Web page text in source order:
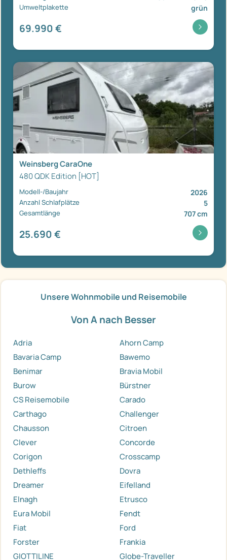
Umweltplakette grün
69.990 €
Weinsberg CaraOne
480 QDK Edition [HOT]
Modell-/Baujahr 2026
Anzahl Schlafplätze 5
Gesamtlänge 707 cm
25.690 €
Unsere Wohnmobile und Reisemobile
Von A nach Besser
Adria
Ahorn Camp
Bavaria Camp
Bawemo
Benimar
Bravia Mobil
Burow
Bürstner
CS Reisemobile
Carado
Carthago
Challenger
Chausson
Citroen
Clever
Concorde
Corigon
Crosscamp
Dethleffs
Dovra
Dreamer
Eifelland
Elnagh
Etrusco
Eura Mobil
Fendt
Fiat
Ford
Forster
Frankia
GIOTTILINE
Globe-Traveller